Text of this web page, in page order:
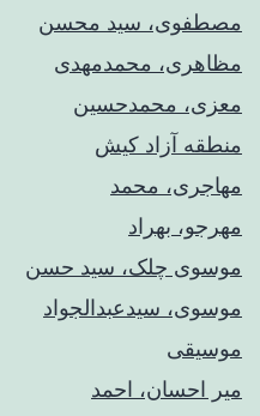
مصطفوی، سید محسن
مظاهری، محمدمهدی
معزی، محمدحسین
منطقه آزاد کیش
مهاجری، محمد
مهرجو، بهراد
موسوی چلک، سید حسن
موسوی، سیدعبدالجواد
موسیقی
میر احسان، احمد